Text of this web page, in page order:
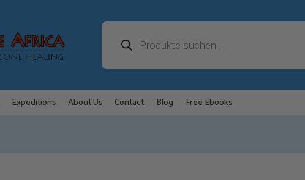
search
Expeditions About Us Contact Blog Free Ebooks